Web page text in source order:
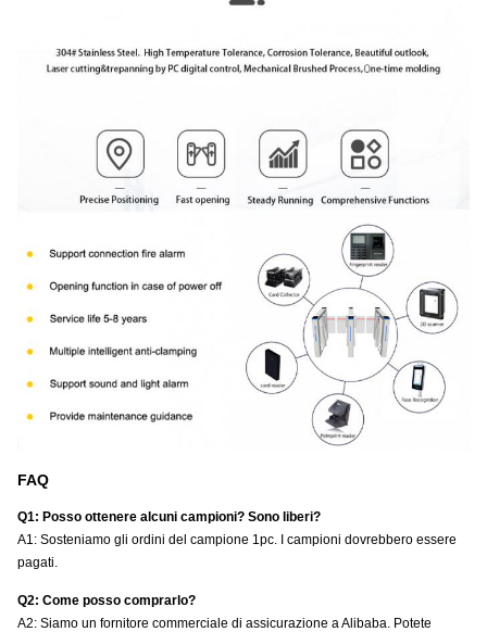
FAQ
Q1: Posso ottenere alcuni campioni? Sono liberi?
A1: Sosteniamo gli ordini del campione 1pc. I campioni dovrebbero essere
pagati.
Q2: Come posso comprarlo?
A2: Siamo un fornitore commerciale di assicurazione a Alibaba. Potete